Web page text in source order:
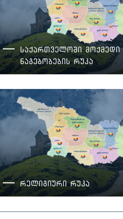
საქართველოში
ნაგებობების რუკა
რელიგიური რუკა